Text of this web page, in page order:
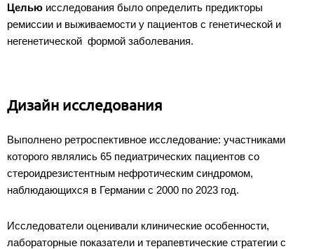
Целью исследования было определить предикторы
ремиссии и выживаемости у пациентов с генетической и
негенетической формой заболевания.
Дизайн исследования
Выполнено ретроспективное исследование: участниками
которого являлись 65 педиатрических пациентов со
стероидрезистентным нефротическим синдромом,
наблюдающихся в Германии с 2000 по 2023 год.
Исследователи оценивали клинические особенности,
лабораторные показатели и терапевтические стратегии с